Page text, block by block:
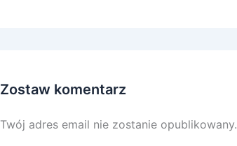
Zostaw komentarz
Twój adres email nie zostanie opublikowany.